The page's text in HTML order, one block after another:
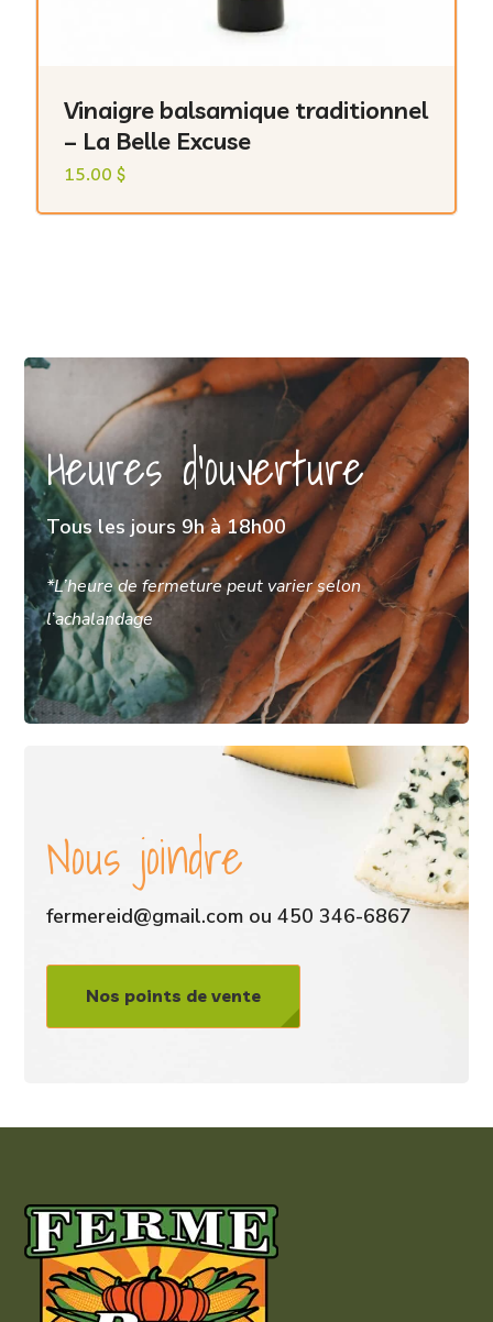
Vinaigre balsamique traditionnel
– La Belle Excuse
15.00$
Heures d'ouverture
Tous les jours 9h à 18h00
*L’heure de fermeture peut varier selon
l’achalandage
Nous joindre
fermereid@gmail.com ou 450 346-6867
Nos points de vente